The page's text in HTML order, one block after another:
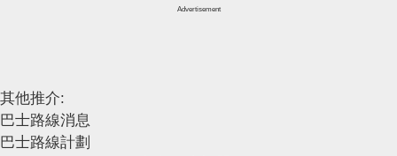
Advertisement
其他推介:
巴士路線消息
巴士路線計劃